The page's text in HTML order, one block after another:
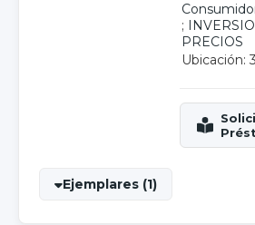
;
PRECIOS
Ubicación:
Ejemplares (1)